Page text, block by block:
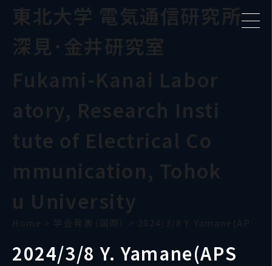
東北大学 電気通信研究所
深見･金井研究室
Fukami-Kanai Labor
atory, Research Insti
tute of Electrical Co
mmunication, Tohok
u University
Home > 学会発表（国際） > 2024/3/8 Y. Yamane(APS March Meeting)
2024/3/8 Y. Yamane(APS